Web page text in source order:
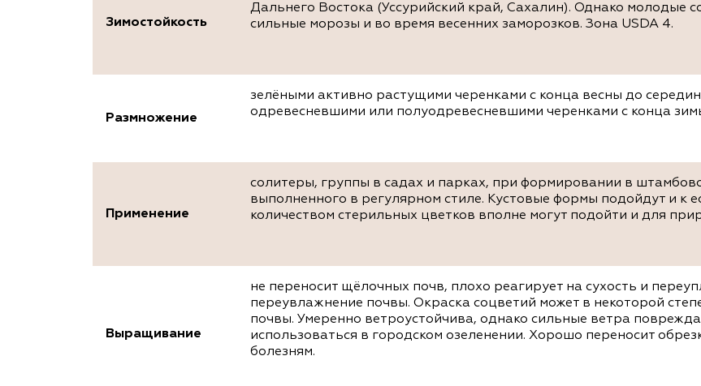
Зимостойкость
Дальнего Востока (Уссурийский край, Сахалин). Однако молодые
сильные морозы и во время весенних заморозков. Зона USDA 4.
Размножение
зелёными активно растущими черенками с конца весны до
одревесневшими или полуодревесневшими черенками с конца
Применение
солитеры, группы в садах и парках, при формировании в
выполненного в регулярном стиле. Кустовые формы подойдут и к
количеством стерильных цветков вполне могут подойти и для
Выращивание
не переносит щёлочных почв, плохо реагирует на сухость и
переувлажнение почвы. Окраска соцветий может в некоторой
почвы. Умеренно ветроустойчива, однако сильные ветра
использоваться в городском озеленении. Хорошо переносит
болезням.